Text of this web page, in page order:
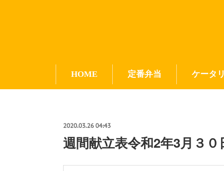
HOME 定番弁当 ケータ
2020.03.26 04:43
週間献立表令和2年3月３０